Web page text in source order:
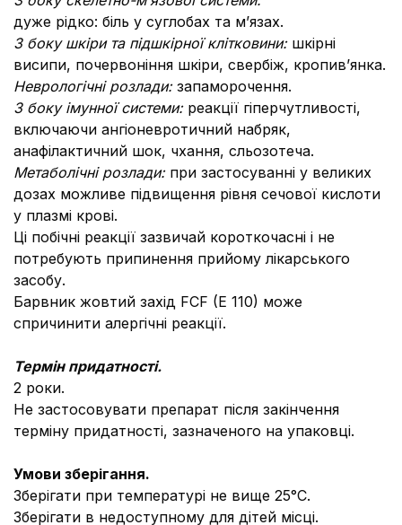
дуже рідко: біль у суглобах та м’язах.
З боку шкіри та підшкірної клітковини: шкірні
висипи, почервоніння шкіри, свербіж, кропив’янка.
Неврологічні розлади: запаморочення.
З боку імунної системи: реакції гіперчутливості,
включаючи ангіоневротичний набряк,
анафілактичний шок, чхання, сльозотеча.
Метаболічні розлади: при застосуванні у великих
дозах можливе підвищення рівня сечової кислоти
у плазмі крові.
Ці побічні реакції зазвичай короткочасні і не
потребують припинення прийому лікарського
засобу.
Барвник жовтий захід FCF (E 110) може
спричинити алергічні реакції.
Термін придатності.
2 роки.
Не застосовувати препарат після закінчення
терміну придатності, зазначеного на упаковці.
Умови зберігання.
Зберігати при температурі не вище 25°С.
Зберігати в недоступному для дітей місці.